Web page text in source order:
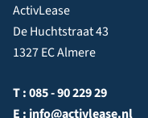
ActivLease
De Huchtstraat 43
1327 EC Almere
T :085 - 90 229 29
E : info@activlease.nl